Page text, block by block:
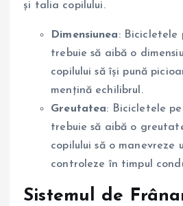
și talia copilului.
Dimensiunea: Bicicletele
trebuie să aibă o
copilului să își pună
mențină echilibrul.
Greutatea: Bicicletele
trebuie să aibă o
copilului să o manevreze
controleze în timpul
Sistemul de